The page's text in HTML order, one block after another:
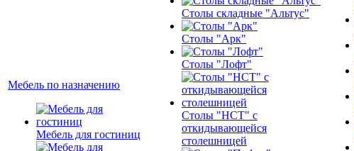
Мебель по назначению
Мебель для гостиниц
Столы складные "Альтус"
Столы "Арк"
Столы "Лофт"
Столы "НСТ" с
откидывающейся
столешницей